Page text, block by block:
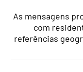
As mensagens
com
referências